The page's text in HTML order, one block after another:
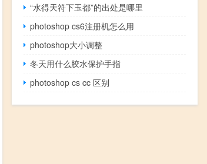
“水得天符下玉都”的出处是哪里
photoshop cs6注册机怎么用
photoshop大小调整
冬天用什么胶水保护手指
photoshop cs cc 区别